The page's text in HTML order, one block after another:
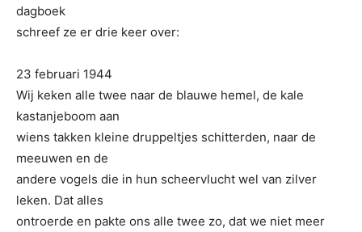
dagboek
schreef ze er drie keer over:
23 februari 1944
Wij keken alle twee naar de blauwe hemel, de kale
kastanjeboom aan
wiens takken kleine druppeltjes schitterden, naar de
meeuwen en de
andere vogels die in hun scheervlucht wel van zilver
leken. Dat alles
ontroerde en pakte ons alle twee zo, dat we niet meer